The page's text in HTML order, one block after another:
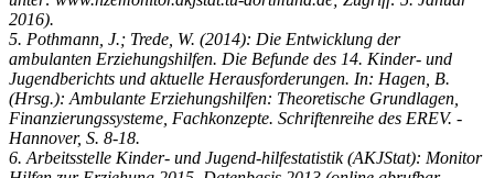
2016).
5. Pothmann, J.; Trede, W. (2014): Die Entwicklung der
ambulanten Erziehungshilfen. Die Befunde des 14. Kinder- und
Jugendberichts und aktuelle Herausforderungen. In: Hagen, B.
(Hrsg.): Ambulante Erziehungshilfen: Theoretische Grundlagen,
Finanzierungssysteme, Fachkonzepte. Schriftenreihe des EREV. ­
Hannover, S. 8-18.
6. Arbeitsstelle Kinder- und Jugend­­­­-hilfestatistik (AKJStat): Monitor